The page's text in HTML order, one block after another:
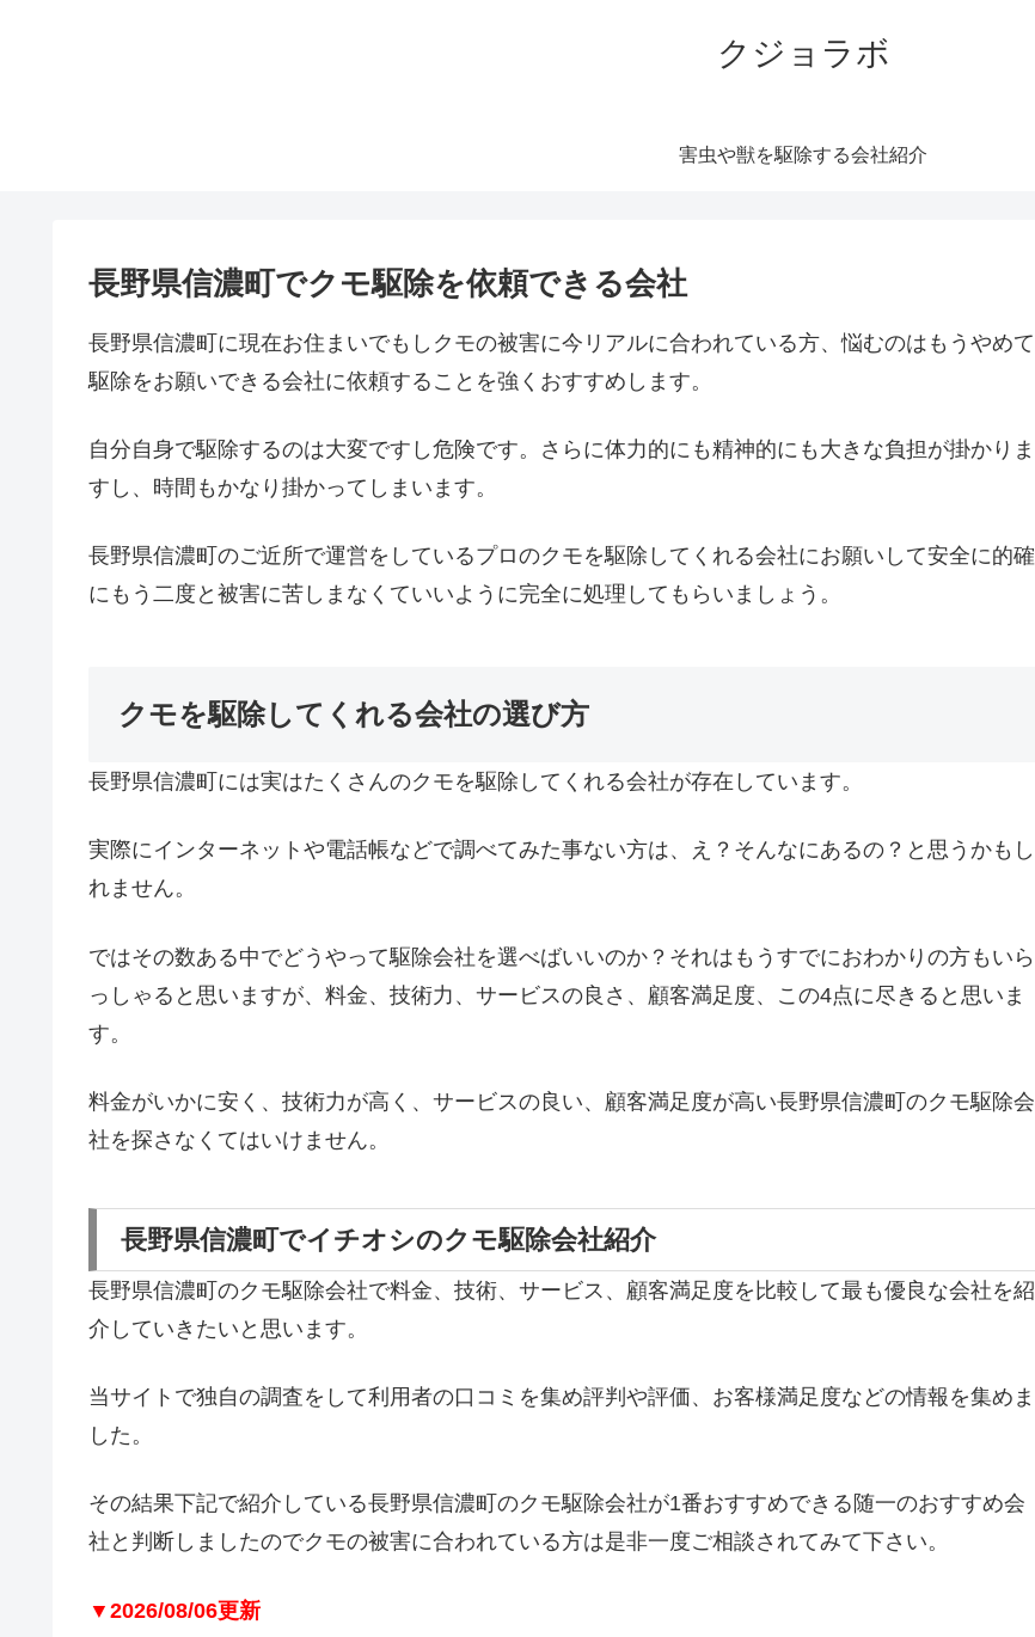
クジョラボ
害虫や獣を駆除する会社紹介
長野県信濃町でクモ駆除を依頼できる会社
長野県信濃町に現在お住まいでもしクモの被害に今リアルに合われている方、悩むのはもうやめて
駆除をお願いできる会社に依頼することを強くおすすめします。
自分自身で駆除するのは大変ですし危険です。さらに体力的にも精神的にも大きな負担が掛かりま
すし、時間もかなり掛かってしまいます。
長野県信濃町のご近所で運営をしているプロのクモを駆除してくれる会社にお願いして安全に的確
にもう二度と被害に苦しまなくていいように完全に処理してもらいましょう。
クモを駆除してくれる会社の選び方
長野県信濃町には実はたくさんのクモを駆除してくれる会社が存在しています。
実際にインターネットや電話帳などで調べてみた事ない方は、え？そんなにあるの？と思うかもし
れません。
ではその数ある中でどうやって駆除会社を選べばいいのか？それはもうすでにおわかりの方もいら
っしゃると思いますが、料金、技術力、サービスの良さ、顧客満足度、この4点に尽きると思いま
す。
料金がいかに安く、技術力が高く、サービスの良い、顧客満足度が高い長野県信濃町のクモ駆除会
社を探さなくてはいけません。
長野県信濃町でイチオシのクモ駆除会社紹介
長野県信濃町のクモ駆除会社で料金、技術、サービス、顧客満足度を比較して最も優良な会社を紹
介していきたいと思います。
当サイトで独自の調査をして利用者の口コミを集め評判や評価、お客様満足度などの情報を集めま
した。
その結果下記で紹介している長野県信濃町のクモ駆除会社が1番おすすめできる随一のおすすめ会
社と判断しましたのでクモの被害に合われている方は是非一度ご相談されてみて下さい。
▼2026/08/06更新